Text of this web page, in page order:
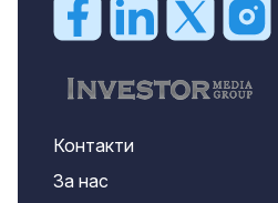
Контакти
За нас